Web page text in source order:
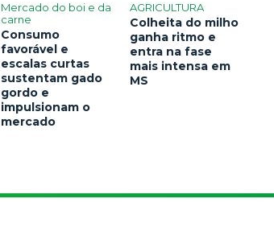
Mercado do boi e da
carne
Consumo
favorável e
escalas curtas
sustentam gado
gordo e
impulsionam o
mercado
AGRICULTURA
Colheita do milho
ganha ritmo e
entra na fase
mais intensa em
MS